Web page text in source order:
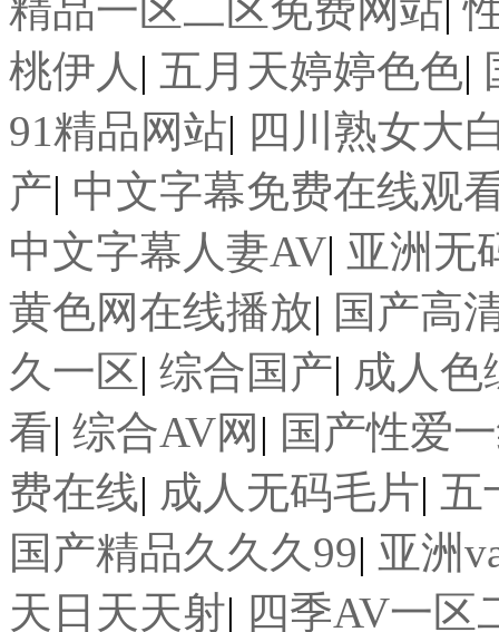
精品一区二区免费网站|
桃伊人 | 五月天婷婷色色|
91精品网站| 四川熟女大
产| 中文字幕免费在线观
中文字幕人妻AV| 亚洲无
黄色网在线播放| 国产高
久一区| 综合国产| 成人色
看| 综合AV网 | 国产性爱
费在线| 成人无码毛片| 五
国产精品久久久99| 亚洲
天日天天射| 四季AV一区